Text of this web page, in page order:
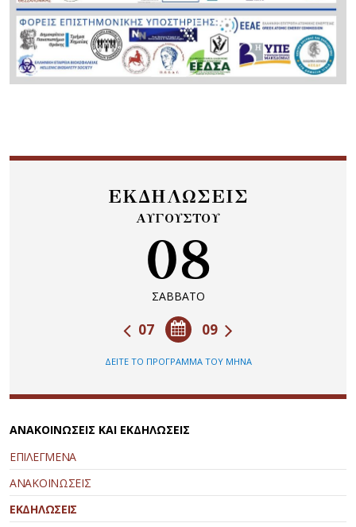
ΕΚΔΗΛΩΣΕΙΣ
ΑΥΓΟΥΣΤΟΥ
08
ΣΑΒΒΑΤΟ
09
07
ΔΕΙΤΕ ΤΟ ΠΡΟΓΡΑΜΜΑ ΤΟΥ ΜΗΝΑ
ΑΝΑΚΟΙΝΩΣΕΙΣ ΚΑΙ ΕΚΔΗΛΩΣΕΙΣ
ΕΠΙΛΕΓΜΕΝΑ
ΑΝΑΚΟΙΝΩΣΕΙΣ
ΕΚΔΗΛΩΣΕΙΣ